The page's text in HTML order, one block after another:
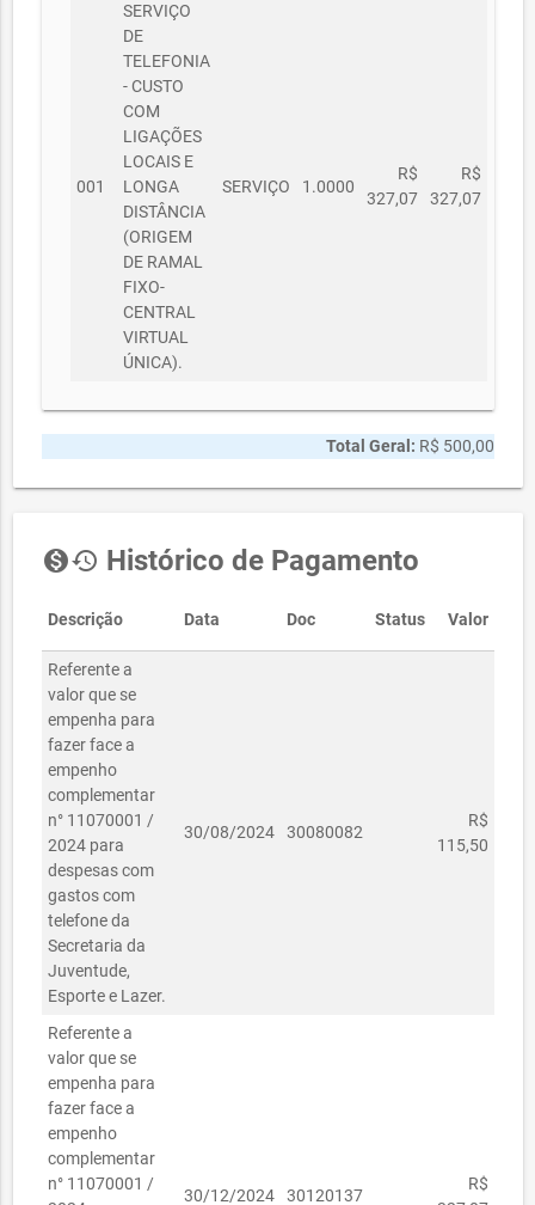
001
SERVIÇO
DE
TELEFONIA
- CUSTO
COM
LIGAÇÕES
LOCAIS E
LONGA
DISTÂNCIA
(ORIGEM
DE RAMAL
FIXO-
CENTRAL
VIRTUAL
ÚNICA).
SERVIÇO 1.0000
R$
327,07
R$
327,07
Total Geral: R$ 500,00
monetization_onhistory Histórico de Pagamento
Descrição Data Doc Status Valor
Referente a
valor que se
empenha para
fazer face a
empenho
complementar
n° 11070001 /
2024 para
despesas com
gastos com
telefone da
Secretaria da
Juventude,
Esporte e Lazer.
30/08/2024 30080082
R$
115,50
Referente a
valor que se
empenha para
fazer face a
empenho
complementar
n° 11070001 /
30/12/2024 30120137
R$